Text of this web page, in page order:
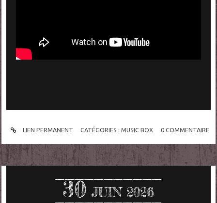
LIEN PERMANENT CATÉGORIES :MUSIC BOX 0 COMMENTAIRE
30 JUIN 2026